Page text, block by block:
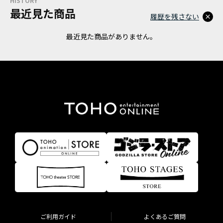
最近見た商品
最近見た商品がありません。
履歴を残さない
ご利用ガイド よくあるご質問